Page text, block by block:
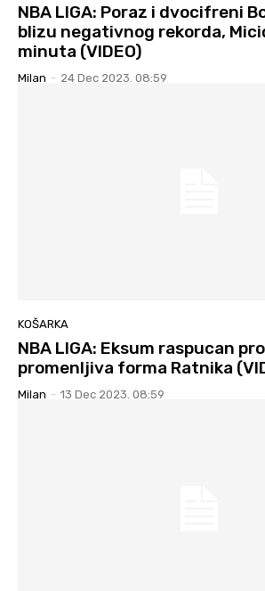
NBA LIGA: Poraz i dvocifreni
blizu negativnog rekorda,
minuta (VIDEO)
Milan - 24 Dec 2023. 08:59
KOŠARKA
NBA LIGA: Eksum raspucan
promenljiva forma Ratnika
Milan - 13 Dec 2023. 08:59